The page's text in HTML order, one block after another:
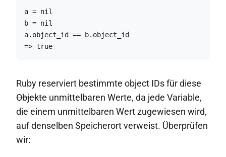
a = nil
b = nil
a.object_id == b.object_id
=> true
Ruby reserviert bestimmte object IDs für diese
Objekte unmittelbaren Werte, da jede Variable,
die einem unmittelbaren Wert zugewiesen wird,
auf denselben Speicherort verweist. Überprüfen
wir: